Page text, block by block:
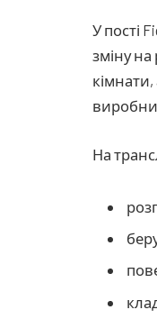
У пості
зміну
На